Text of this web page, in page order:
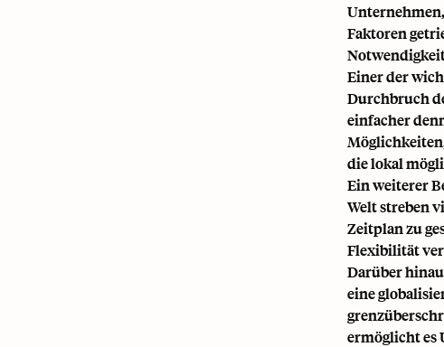
Faktoren
Einer der
Durchbruch
einfacher
die lokal
Ein weiterer
Welt streben
Zeitplan zu
Flexibilität
Darüber
eine
ermöglicht es